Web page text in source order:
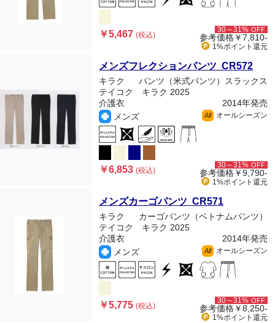
￥5,467(税込)
30～31% OFF
参考価格￥7,810-
1%ポイント 還元
メンズフレクションパンツ CR572
キラク
パンツ（米式パンツ）スラックス
テイコク キラク 2025
介護衣
2014年発売
メンズ
All オールシーズン
￥6,853(税込)
30～31% OFF
参考価格￥9,790-
1%ポイント 還元
メンズカーゴパンツ CR571
キラク
カーゴパンツ（ベトナムパンツ）
テイコク キラク 2025
介護衣
2014年発売
メンズ
All オールシーズン
￥5,775(税込)
30～31% OFF
参考価格￥8,250-
1%ポイント 還元